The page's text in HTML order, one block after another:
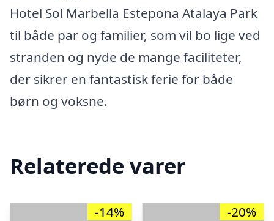
Hotel Sol Marbella Estepona Atalaya Park
til både par og familier, som vil bo lige ved
stranden og nyde de mange faciliteter,
der sikrer en fantastisk ferie for både
børn og voksne.
Relaterede varer
-14% -20%